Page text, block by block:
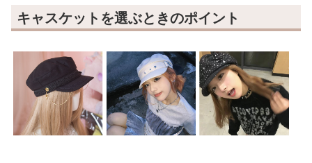
キャスケットを選ぶときのポイント